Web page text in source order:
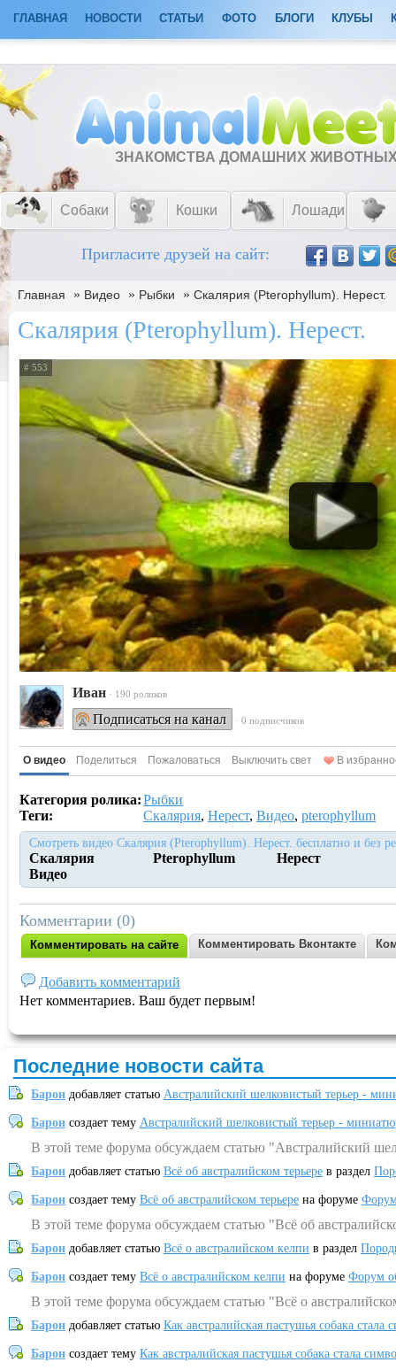
ГЛАВНАЯ НОВОСТИ СТАТЬИ ФОТО БЛОГИ КЛУБЫ
ЗНАКОМСТВА ДОМАШНИХ
Собаки Кошки Лошади
Пригласите друзей на сайт:
Главная » Видео » Рыбки » Скалярия (Pterophyllum). Нерест.
Скалярия (Pterophyllum). Нерест.
# 553
Ивaн · 190 роликов
Подписаться на канал · 0 подписчиков
О видео Поделиться Пожаловаться Выключить свет В
Категория ролика:Рыбки
Теги:
Скалярия, Нерест, Видео, pterophyllum
Смотреть видео Скалярия (Pterophyllum). Нерест. бесплатно и без
Скалярия Pterophyllum
Нерест
Видео
Комментарии (0)
Комментировать на сайте Комментировать Вконтакте
Добавить комментарий
Нет комментариев. Ваш будет первым!
Последние новости сайта
Барон добавляет статью Австралийский шелковистый терьер -
Барон создает тему Австралийский шелковистый терьер -
В этой теме форума обсуждаем статью "Австралийский
Барон добавляет статью Всё об австралийском терьере в раздел
Барон создает тему Всё об австралийском терьере на форуме
В этой теме форума обсуждаем статью "Всё об
Барон добавляет статью Всё о австралийском келпи в раздел
Барон создает тему Всё о австралийском келпи на форуме Форум
В этой теме форума обсуждаем статью "Всё о
Барон добавляет статью Как австралийская пастушья собака
Барон создает тему Как австралийская пастушья собака стала